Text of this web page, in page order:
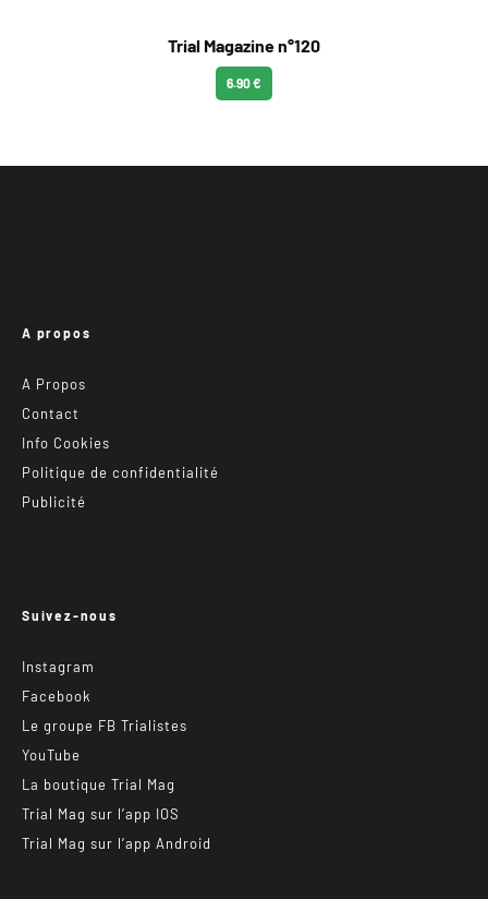
Trial Magazine n°120
6.90 €
A propos
A Propos
Contact
Info Cookies
Politique de confidentialité
Publicité
Suivez-nous
Instagram
Facebook
Le groupe FB Trialistes
YouTube
La boutique Trial Mag
Trial Mag sur l’app IOS
Trial Mag sur l’app Android